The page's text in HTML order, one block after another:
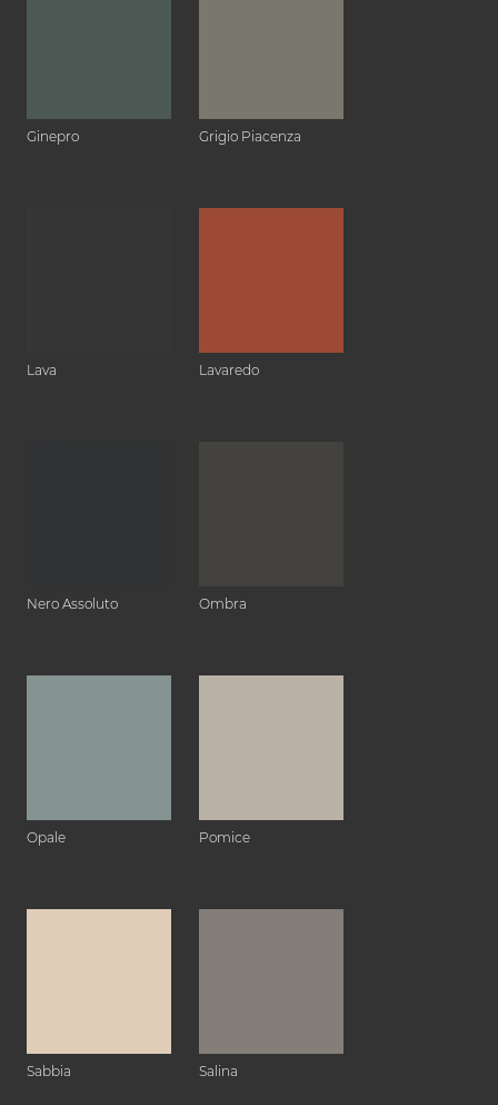
Ginepro Grigio Piacenza
Lava Lavaredo
Nero Assoluto Ombra
Opale Pomice
Sabbia Salina